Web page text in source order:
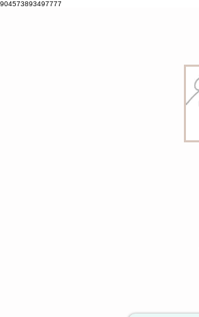
904573893497777